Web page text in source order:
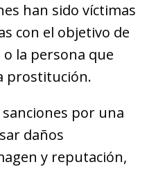
han sido víctimas
con el objetivo de
la persona que
prostitución.
sanciones por una
daños
y reputación,